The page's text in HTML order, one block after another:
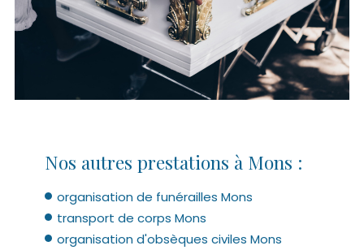
Nos autres prestations à Mons :
organisation de funérailles Mons
transport de corps Mons
organisation d'obsèques civiles Mons